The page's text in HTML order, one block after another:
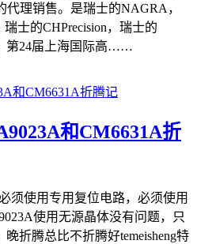
理销售。是瑞士的NAGRA，
士的CHPrecision，瑞士的
第24届上海国际高……
和CM6631A折
须使用专用复位电路，必须使用
使用无源晶体没有问题，只
折腾总比不折腾好temeisheng特